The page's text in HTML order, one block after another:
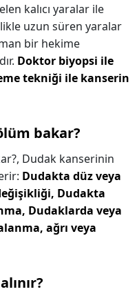
kalıcı yaralar ile
uzun süren yaralar
bir hekime
Doktor biyopsi ile
tekniği ile kanserin
bakar?
Dudak kanserinin
Dudakta düz veya
Dudakta
Dudaklarda veya
ağrı veya